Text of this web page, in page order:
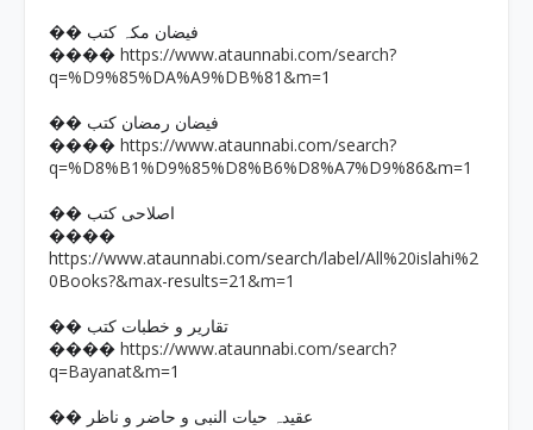
�� فیضان مکہ کتب
���� https://www.ataunnabi.com/search?
q=%D9%85%DA%A9%DB%81&m=1
�� فیضان رمضان کتب
���� https://www.ataunnabi.com/search?
q=%D8%B1%D9%85%D8%B6%D8%A7%D9%86&m=1
�� اصلاحی کتب
����
https://www.ataunnabi.com/search/label/All%20islahi%2
0Books?&max-results=21&m=1
�� تقاریر و خطبات کتب
���� https://www.ataunnabi.com/search?
q=Bayanat&m=1
�� عقیدہ حیات النبی و حاضر و ناظر